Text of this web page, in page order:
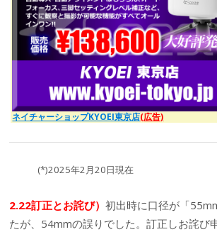
ネイチャーショップKYOEI東京店(広告)
(*)2025年2月20日現在
2.22訂正とお詫び）初出時に口径が「
たが、54mmの誤りでした。訂正しお詫び